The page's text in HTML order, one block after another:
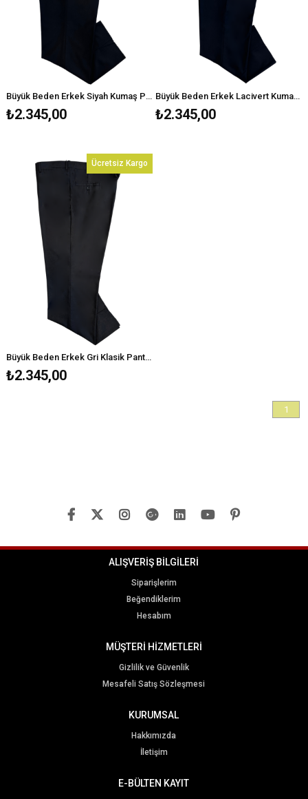
Büyük Beden Erkek Siyah Kumaş Pantolon
₺2.345,00
Büyük Beden Erkek Lacivert Kumaş Pantolon
₺2.345,00
Büyük Beden Erkek Gri Klasik Pantolon
₺2.345,00
Ücretsiz Kargo
1
ALIŞVERİŞ BİLGİLERİ
Siparişlerim
Beğendiklerim
Hesabım
MÜŞTERİ HİZMETLERİ
Gizlilik ve Güvenlik
Mesafeli Satış Sözleşmesi
KURUMSAL
Hakkımızda
İletişim
E-BÜLTEN KAYIT